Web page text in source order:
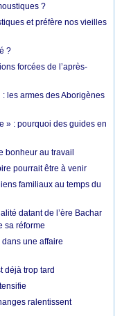
?
et préfère nos vieilles
?
forcées de l’après-
les armes des Aborigènes
» : pourquoi des guides en
bonheur au travail
pourrait être à venir
familiaux au temps du
datant de l’ère Bachar
sa réforme
une affaire
déjà trop tard
ralentissent